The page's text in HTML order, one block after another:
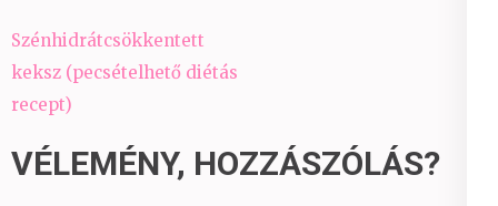
Bejegyzés
navigáció
Szénhidrátcsökkentett
keksz (pecsételhető diétás
recept)
VÉLEMÉNY, HOZZÁSZÓLÁS?